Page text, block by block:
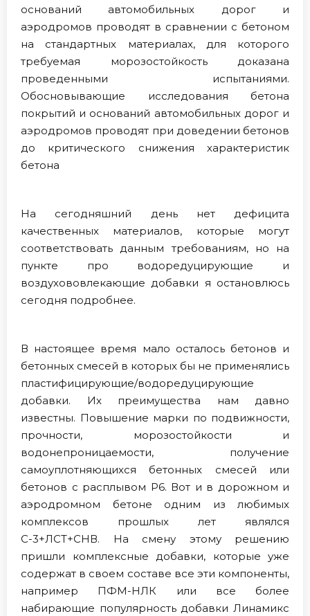
оснований автомобильных дорог и
аэродромов проводят в сравнении с бетоном
на стандартных материалах, для которого
требуемая морозостойкость доказана
проведенными испытаниями.
Обосновывающие исследования бетона
покрытий и оснований автомобильных дорог и
аэродромов проводят при доведении бетонов
до критического снижения характеристик
бетона
На сегодняшний день нет дефицита
качественных материалов, которые могут
соответствовать данным требованиям, но на
пункте про водоредуцирующие и
воздухововлекающие добавки я остановлюсь
сегодня подробнее.
В настоящее время мало осталось бетонов и
бетонных смесей в которых бы не применялись
пластифицирующие/водоредуцирующие
добавки. Их преимущества нам давно
известны. Повышение марки по подвижности,
прочности, морозостойкости и
водонепроницаемости, получение
самоуплотняющихся бетонных смесей или
бетонов с расплывом Р6. Вот и в дорожном и
аэродромном бетоне одним из любимых
комплексов прошлых лет являлся
С-3+ЛСТ+СНВ. На смену этому решению
пришли комплексные добавки, которые уже
содержат в своем составе все эти компоненты,
например ПФМ-НЛК или все более
набирающие популярность добавки Линамикс